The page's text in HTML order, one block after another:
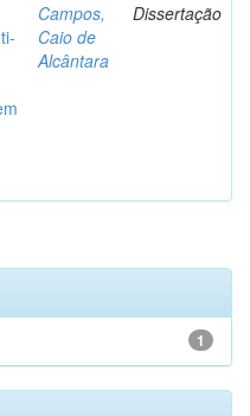
Campos,
Caio de
Alcântara
Dissertação
1